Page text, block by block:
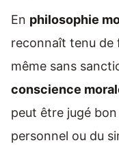
En philosophie
reconnaît tenu de
même sans
conscience
peut être jugé bon
personnel ou du